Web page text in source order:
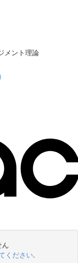
メント理論
ください.